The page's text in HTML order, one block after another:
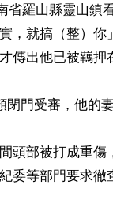
羅山縣靈山鎮
，就搞（整）
傳出他已被羈押
門受審，他的
頭部被打成重
委等部門要求徹